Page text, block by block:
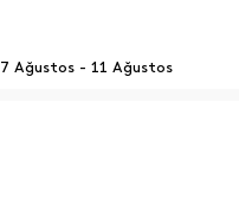
7 Ağustos - 11 Ağustos